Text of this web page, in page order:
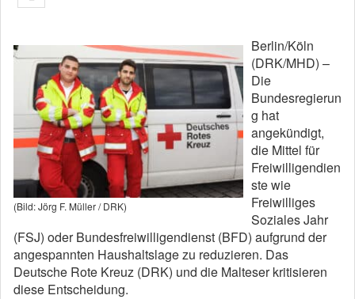
(Bild: Jörg F. Müller / DRK)
Berlin/Köln
(DRK/MHD) –
Die
Bundesregierun
g hat
angekündigt,
die Mittel für
Freiwilligendien
ste wie
Freiwilliges
Soziales Jahr
(FSJ) oder Bundesfreiwilligendienst (BFD) aufgrund der
angespannten Haushaltslage zu reduzieren. Das
Deutsche Rote Kreuz (DRK) und die Malteser kritisieren
diese Entscheidung.